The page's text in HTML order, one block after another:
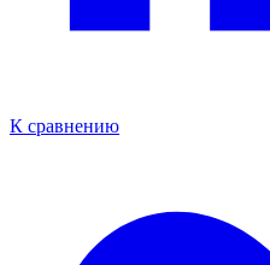
К сравнению